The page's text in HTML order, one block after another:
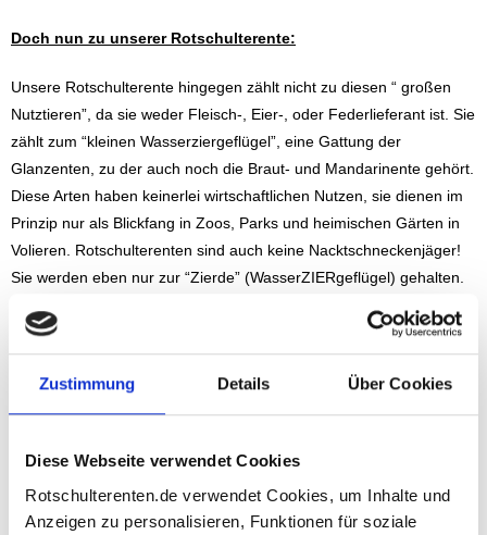
Zustimmung Details Über Cookies
Diese Webseite verwendet Cookies
Rotschulterenten.de verwendet Cookies, um Inhalte und
Anzeigen zu personalisieren, Funktionen für soziale
Doch nun zu unserer Rotschulterente:
Unsere Rotschulterente hingegen zählt nicht zu diesen “ großen
Nutztieren”, da sie weder Fleisch-, Eier-, oder Federlieferant ist. Sie
zählt zum “kleinen Wasserziergeflügel”, eine Gattung der
Glanzenten, zu der auch noch die Braut- und Mandarinente gehört.
Diese Arten haben keinerlei wirtschaftlichen Nutzen, sie dienen im
Prinzip nur als Blickfang in Zoos, Parks und heimischen Gärten in
Volieren. Rotschulterenten sind auch keine Nacktschneckenjäger!
Sie werden eben nur zur “Zierde” (WasserZIERgeflügel) gehalten.
rundherum abgedichtete Voliere, dazu aber an anderer Stelle mehr.
Das Beobachten und Erfreuen unserer gefiederten Freunde steht
somit im Vordergrund.
Rotschulterenten sind Südamerikaner, also “wärmeliebende Tiere”.
bei uns in der freien Natur nicht überleben kann. Einzelne
Exemplare, die bei uns in Mitteleuropa gesichtet werden, sind
immer “Gefangenschaftsflüchlinge”, die meintes aus Volieren